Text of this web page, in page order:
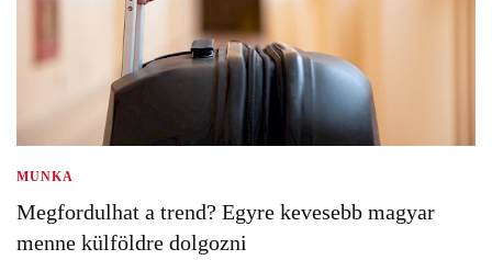
MUNKA
Megfordulhat a trend? Egyre kevesebb magyar
menne külföldre dolgozni